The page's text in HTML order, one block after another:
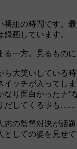
組の時間です。
画しています。
一方。見るものに
大笑いしている
イッチが入ってし
なり面白かったナ”
だしてくる事も……
の監督対決が話
としての姿を見せ